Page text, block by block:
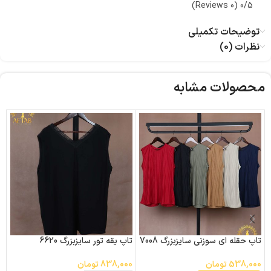
0/5
(0 Reviews)
توضیحات تکمیلی
نظرات (0)
محصولات مشابه
تاپ حقله ای سوزنی سایزبزرگ 7008
538,000تومان
تاپ یقه تور سایزبزرگ 6620
838,000تومان